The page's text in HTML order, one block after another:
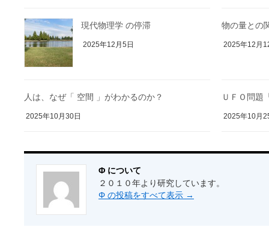
現代物理学 の停滞
2025年12月5日
物の量との
2025年12月
人は、なぜ「 空間 」がわかるのか？
2025年10月30日
ＵＦＯ問題
2025年10月
Φ について
２０１０年より研究しています。
Φ の投稿をすべて表示 →